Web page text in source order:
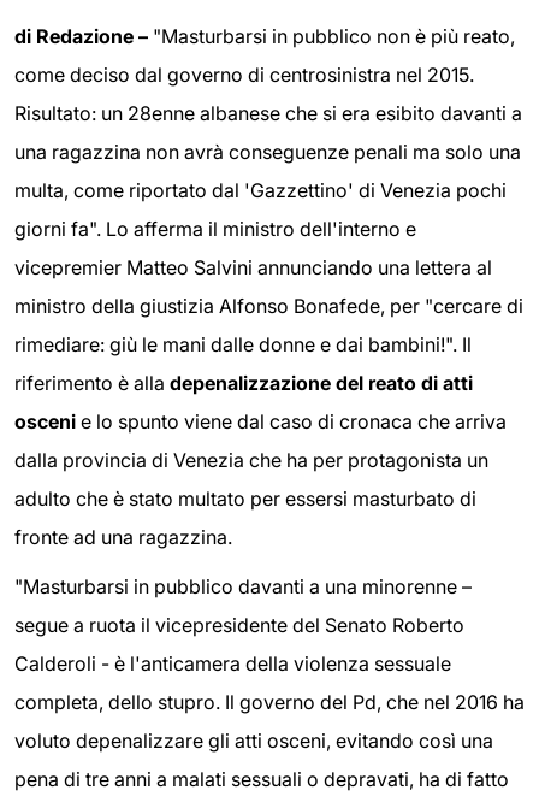
di Redazione – "Masturbarsi in pubblico non è più reato,
come deciso dal governo di centrosinistra nel 2015.
Risultato: un 28enne albanese che si era esibito davanti a
una ragazzina non avrà conseguenze penali ma solo una
multa, come riportato dal 'Gazzettino' di Venezia pochi
giorni fa". Lo afferma il ministro dell'interno e
vicepremier Matteo Salvini annunciando una lettera al
ministro della giustizia Alfonso Bonafede, per "cercare di
rimediare: giù le mani dalle donne e dai bambini!". Il
riferimento è alla depenalizzazione del reato di atti
osceni e lo spunto viene dal caso di cronaca che arriva
dalla provincia di Venezia che ha per protagonista un
adulto che è stato multato per essersi masturbato di
fronte ad una ragazzina.
"Masturbarsi in pubblico davanti a una minorenne –
segue a ruota il vicepresidente del Senato Roberto
Calderoli - è l'anticamera della violenza sessuale
completa, dello stupro. Il governo del Pd, che nel 2016 ha
voluto depenalizzare gli atti osceni, evitando così una
pena di tre anni a malati sessuali o depravati, ha di fatto